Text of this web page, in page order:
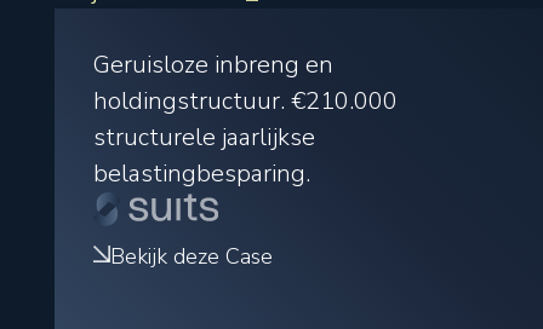
Geruisloze inbreng en
holdingstructuur. €210.000
structurele jaarlijkse
belastingbesparing.
Bekijk deze Case